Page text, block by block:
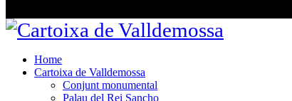
Home
Cartoixa de Valldemossa
Conjunt monumental
Palau del Rei Sancho